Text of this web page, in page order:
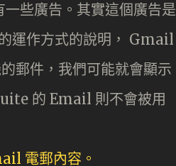
些廣告。其實這個廣告是
運作方式的說明， Gmail
郵件，我們可能就會顯示
的 Email 則不會被用